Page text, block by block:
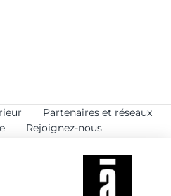
Partenaires et réseaux
Rejoignez-nous